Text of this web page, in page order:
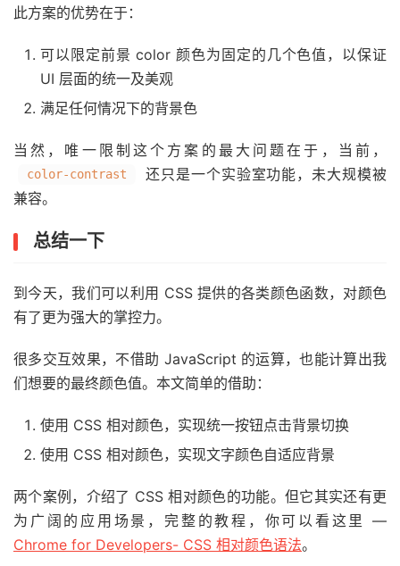
此方案的优势在于：
可以限定前景 color 颜色为固定的几个色值，以保证
UI 层面的统一及美观
满足任何情况下的背景色
当然，唯一限制这个方案的最大问题在于，当前，
color-contrast
还只是一个实验室功能，未大规模被
兼容。
总结一下
到今天，我们可以利用 CSS 提供的各类颜色函数，对颜色
有了更为强大的掌控力。
很多交互效果，不借助 JavaScript 的运算，也能计算出我
们想要的最终颜色值。本文简单的借助：
使用 CSS 相对颜色，实现统一按钮点击背景切换
使用 CSS 相对颜色，实现文字颜色自适应背景
两个案例，介绍了 CSS 相对颜色的功能。但它其实还有更
为广阔的应用场景，完整的教程，你可以看这里 —
Chrome for Developers- CSS 相对颜色语法。